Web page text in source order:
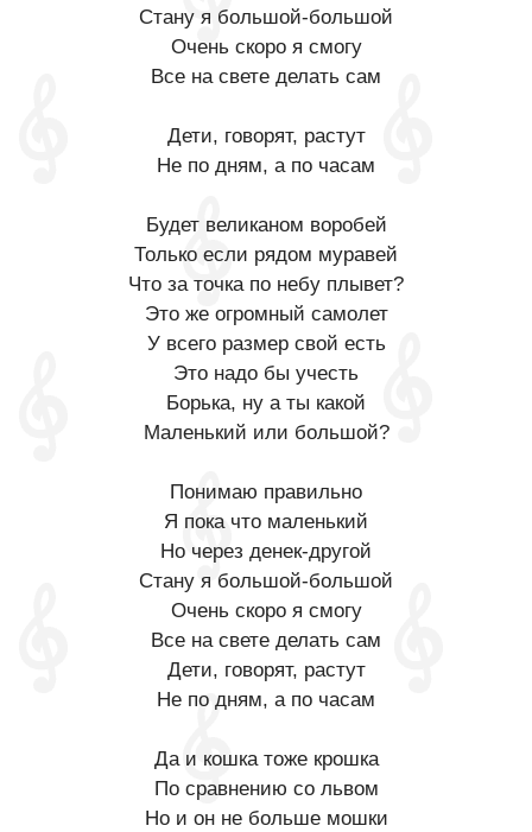
Стану я большой-большой
Очень скоро я смогу
Все на свете делать сам
Дети, говорят, растут
Не по дням, а по часам
Будет великаном воробей
Только если рядом муравей
Что за точка по небу плывет?
Это же огромный самолет
У всего размер свой есть
Это надо бы учесть
Борька, ну а ты какой
Маленький или большой?
Понимаю правильно
Я пока что маленький
Но через денек-другой
Стану я большой-большой
Очень скоро я смогу
Все на свете делать сам
Дети, говорят, растут
Не по дням, а по часам
Да и кошка тоже крошка
По сравнению со львом
Но и он не больше мошки